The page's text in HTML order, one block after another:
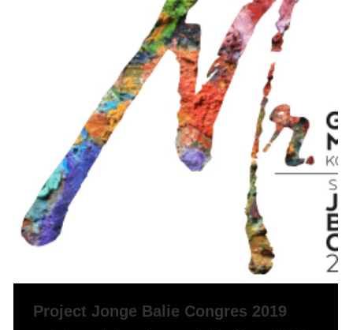
Project Jonge Balie Congres 2019